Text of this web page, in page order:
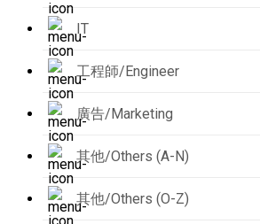
IT
工程師/Engineer
廣告/Marketing
其他/Others (A-N)
其他/Others (O-Z)